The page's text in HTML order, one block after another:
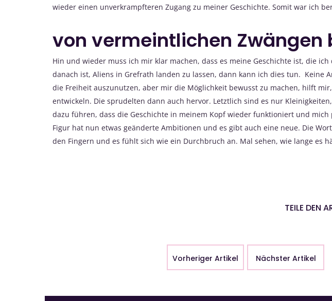
wieder einen unverkrampfteren Zugang zu meiner Geschichte. Somit war ich
von vermeintlichen Zwängen
Hin und wieder muss ich mir klar machen, dass es meine Geschichte ist, die
danach ist, Aliens in Grefrath landen zu lassen, dann kann ich dies tun. Keine
die Freiheit auszunutzen, aber mir die Möglichkeit bewusst zu machen, hilft
entwickeln. Die sprudelten dann auch hervor. Letztlich sind es nur
dazu führen, dass die Geschichte in meinem Kopf wieder funktioniert und mich
Figur hat nun etwas geänderte Ambitionen und es gibt auch eine neue. Die
den Fingern und es fühlt sich wie ein Durchbruch an. Mal sehen, wie lange es
TEILE DEN
Vorheriger Artikel Nächster Artikel